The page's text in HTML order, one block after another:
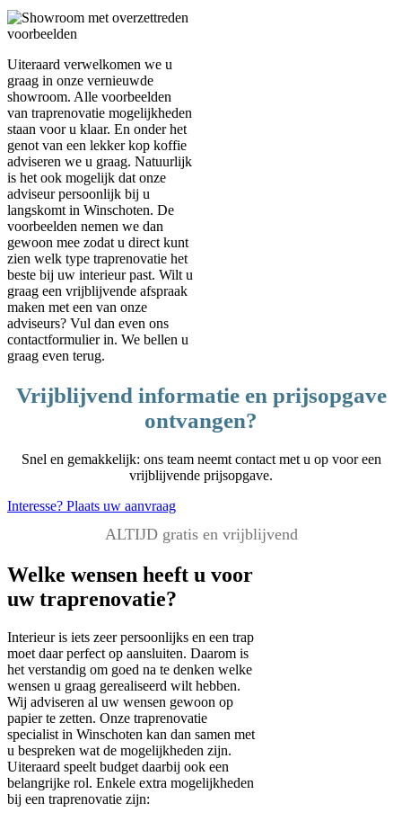
Uiteraard verwelkomen we u
graag in onze vernieuwde
showroom. Alle voorbeelden
van traprenovatie mogelijkheden
staan voor u klaar. En onder het
genot van een lekker kop koffie
adviseren we u graag. Natuurlijk
is het ook mogelijk dat onze
adviseur persoonlijk bij u
langskomt in Winschoten. De
voorbeelden nemen we dan
gewoon mee zodat u direct kunt
zien welk type traprenovatie het
beste bij uw interieur past. Wilt u
graag een vrijblijvende afspraak
maken met een van onze
adviseurs? Vul dan even ons
contactformulier in. We bellen u
graag even terug.
Vrijblijvend informatie en prijsopgave
ontvangen?
Snel en gemakkelijk: ons team neemt contact met u op voor een
vrijblijvende prijsopgave.
Interesse? Plaats uw aanvraag
ALTIJD gratis en vrijblijvend
Welke wensen heeft u voor
uw traprenovatie?
Interieur is iets zeer persoonlijks en een trap
moet daar perfect op aansluiten. Daarom is
het verstandig om goed na te denken welke
wensen u graag gerealiseerd wilt hebben.
Wij adviseren al uw wensen gewoon op
papier te zetten. Onze traprenovatie
specialist in Winschoten kan dan samen met
u bespreken wat de mogelijkheden zijn.
Uiteraard speelt budget daarbij ook een
belangrijke rol. Enkele extra mogelijkheden
bij een traprenovatie zijn: